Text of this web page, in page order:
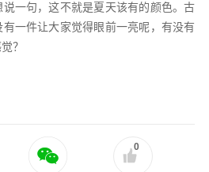
一句，这不就是夏天该有的颜色。古
一件让大家觉得眼前一亮呢，有没有
？
0